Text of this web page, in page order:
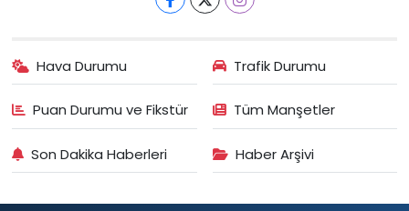
Hava Durumu Trafik Durumu
Puan Durumu ve Fikstür Tüm Manşetler
Son Dakika Haberleri Haber Arşivi